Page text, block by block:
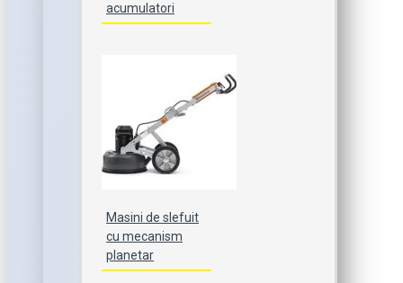
acumulatori
Masini de slefuit
cu mecanism
planetar